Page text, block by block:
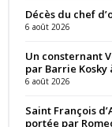
Décès du chef
6 août 2026
Un consternant
par Barrie Kosky
6 août 2026
Saint François
portée par